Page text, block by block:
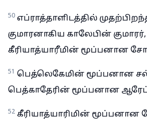
50 எப்ராத்தாளிடத்தில்
குமாரனாகிய காலேபின் குமாரர்,
கீரியாத்யாரீமின் மூப்பனான
51 பெத்லெகேமின் மூப்பனான
பெத்காதேரின் மூப்பனான
52 கீரியாத்யாரிமின் மூப்பனான